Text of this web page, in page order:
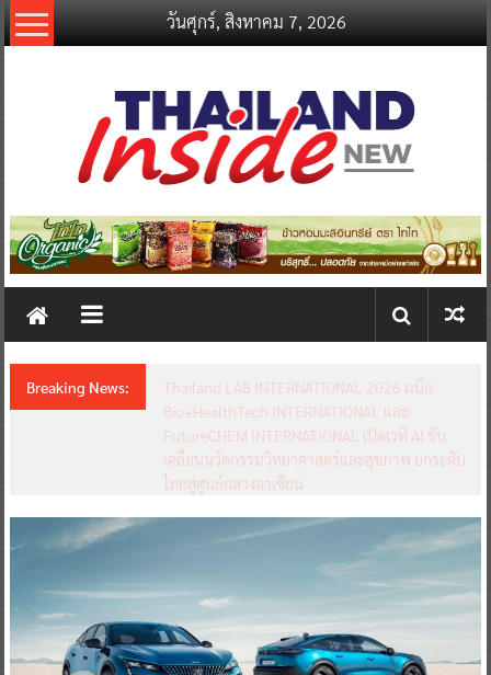
Skip
to
วันศุกร์, สิงหาคม 7, 2026
thailandinsidenew.com
Thailand
New
Breaking News:
Thailand LAB INTERNATIONAL 2026 ผนึก
Bio+HealthTech INTERNATIONAL และ
FutureCHEM INTERNATIONAL เปิดเวที AI ขับ
เคลื่อนนวัตกรรมวิทยาศาสตร์และสุขภาพ ยกระดับ
ไทยสู่ศูนย์กลางอาเซียน